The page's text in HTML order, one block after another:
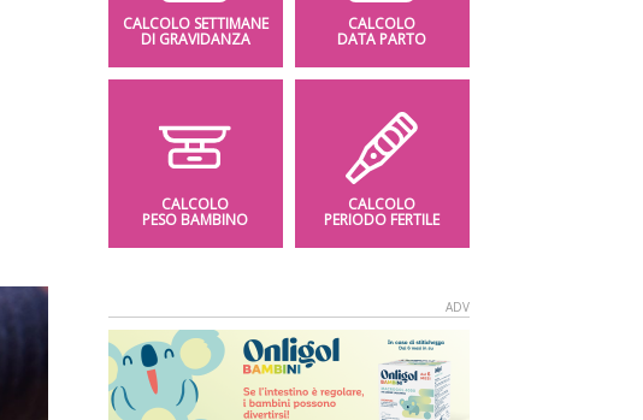
CALCOLO SETTIMANE
DI GRAVIDANZA
CALCOLO
DATA PARTO
CALCOLO
PESO BAMBINO
CALCOLO
PERIODO FERTILE